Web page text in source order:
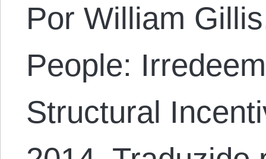
Por William
People:
Structural